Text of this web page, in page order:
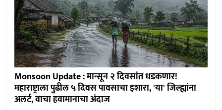
Monsoon Update : मान्सून २ दिवसांत धडकणार!
महाराष्ट्राला पुढील ५ दिवस पावसाचा इशारा, 'या' जिल्ह्यांना
अलर्ट, वाचा हवामानाचा अंदाज